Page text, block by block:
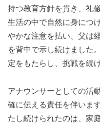
持つ教育方針を貫き、礼
生活の中で自然に身につ
やかな注意を払い、父は
を背中で示し続けました
定をもたらし、挑戦を続
アナウンサーとしての活
確に伝える責任を伴いま
たし続けられたのは、家